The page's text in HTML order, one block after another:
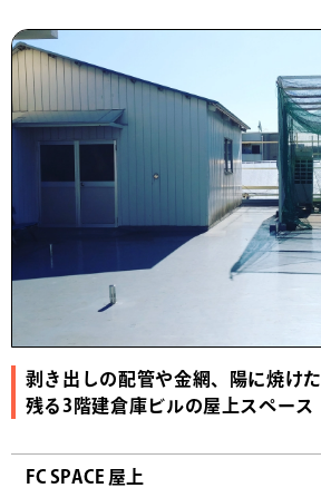
剥き出しの配管や金網、陽に焼け
残る3階建倉庫ビルの屋上スペース
FC SPACE 屋上